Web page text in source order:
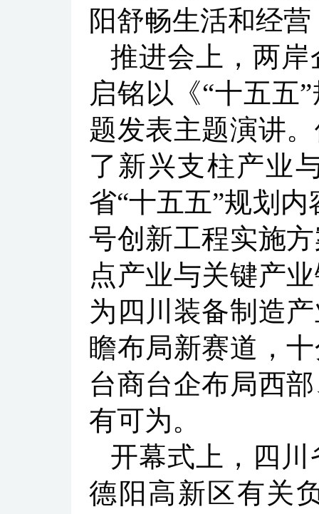
阳舒畅生活和经
推进会上，两
启铭以《“十五五
题发表主题演讲
了新兴支柱产业
省“十五五”规划
号创新工程实施
点产业与关键产
为四川装备制造
瞻布局新赛道，
台商台企布局西
有可为。
开幕式上，四
德阳高新区有关